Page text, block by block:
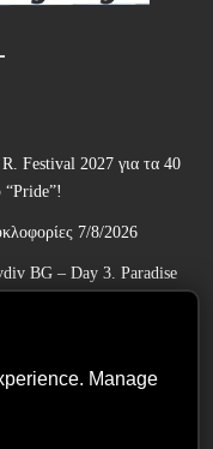
Festival 2027 για τα 40
“Pride”!
7/8/2026
BG – Day 3. Paradise
metal XANDRIA
Manage